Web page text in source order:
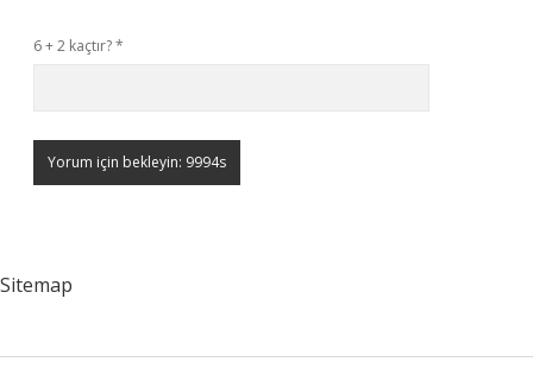
6 + 2 kaçtır?*
Sitemap